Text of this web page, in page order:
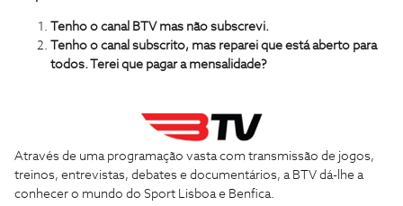
Tenho o canal BTV mas não subscrevi.
Tenho o canal subscrito, mas reparei que está aberto para
todos. Terei que pagar a mensalidade?
Através de uma programação vasta com transmissão de jogos,
treinos, entrevistas, debates e documentários, a BTV dá-lhe a
conhecer o mundo do Sport Lisboa e Benfica.